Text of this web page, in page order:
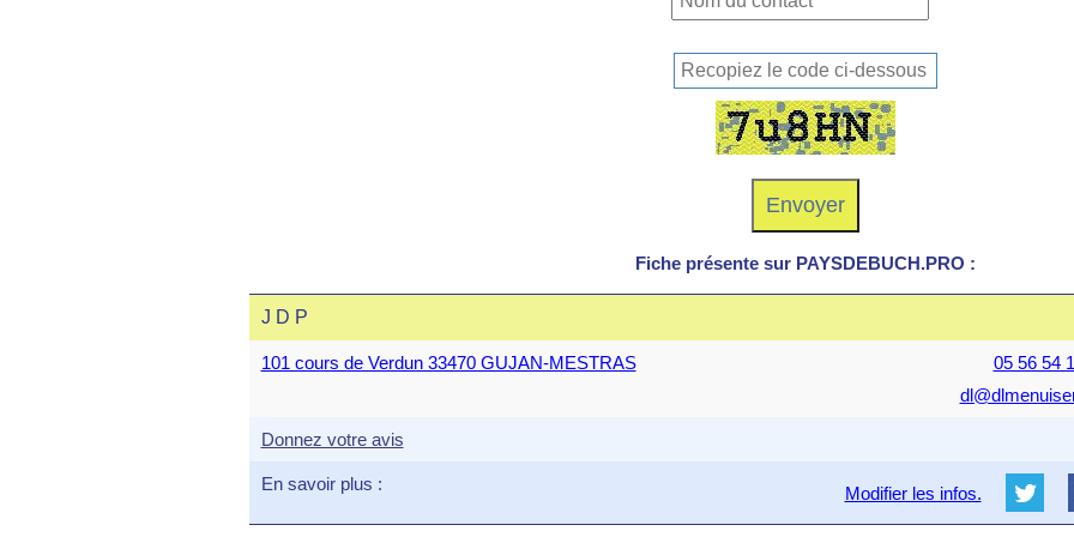
Fiche présente sur PAYSDEBUCH.PRO :
J D P
101 cours de Verdun 33470 GUJAN-MESTRAS
05 56 54
Donnez votre avis
En savoir plus : Modifier les infos.